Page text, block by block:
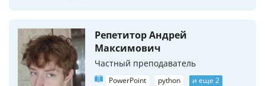
Репетитор Андрей
Максимович
Частный преподаватель
PowerPoint python
и еще 2